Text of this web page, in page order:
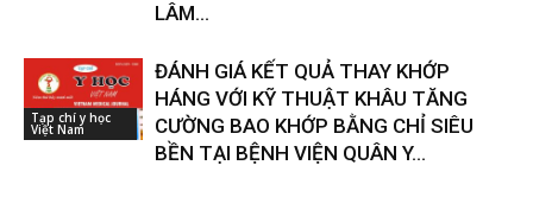
LÂM...
Tạp chí y học
Việt Nam
ĐÁNH GIÁ KẾT QUẢ THAY KHỚP
HÁNG VỚI KỸ THUẬT KHÂU TĂNG
CƯỜNG BAO KHỚP BẰNG CHỈ SIÊU
BỀN TẠI BỆNH VIỆN QUÂN Y...